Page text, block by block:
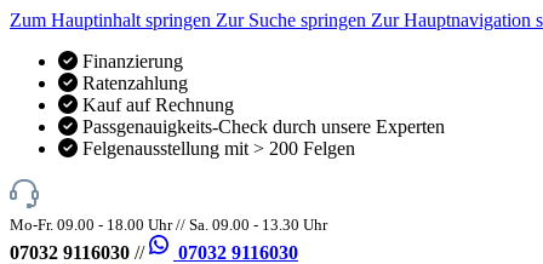
Zum Hauptinhalt springen Zur Suche springen Zur Hauptnavigation
Finanzierung
Ratenzahlung
Kauf auf Rechnung
Passgenauigkeits-Check durch unsere Experten
Felgenausstellung mit > 200 Felgen
Mo-Fr. 09.00 - 18.00 Uhr // Sa. 09.00 - 13.30 Uhr
07032 9116030 // 07032 9116030